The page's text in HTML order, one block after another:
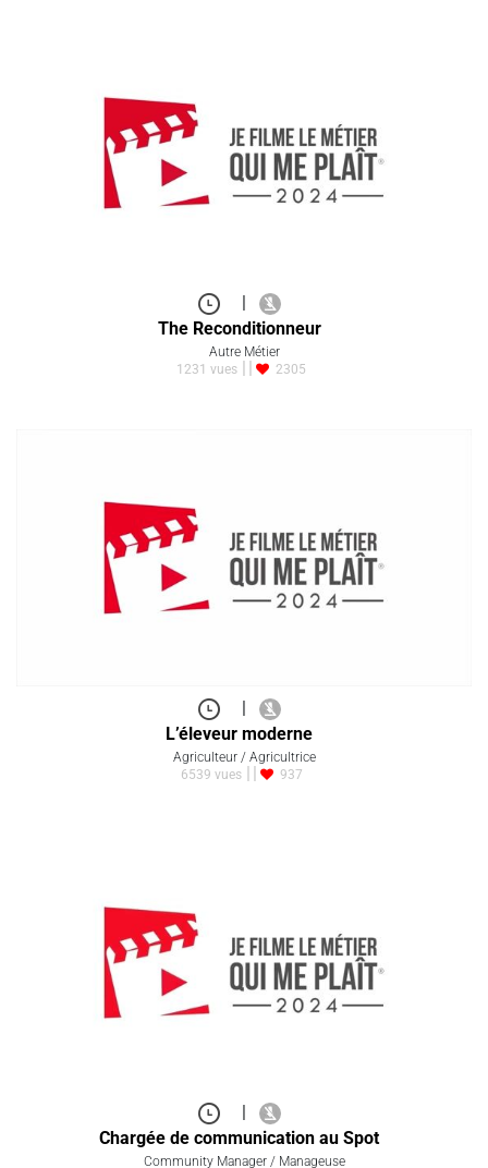
The Reconditionneur
Autre Métier
1231 vues
2305
|
L’éleveur moderne
Agriculteur / Agricultrice
6539 vues
937
Chargée de communication au Spot
Community Manager / Manageuse